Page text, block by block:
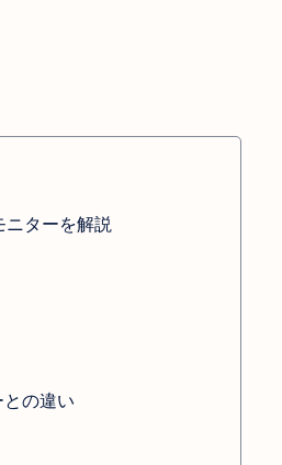
ターを解説
の違い